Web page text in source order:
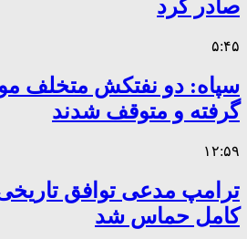
صادر کرد
۵:۴۵
سپاه: دو نفتکش متخلف
گرفته و متوقف شدند
۱۲:۵۹
ترامپ مدعی توافق
کامل حماس شد